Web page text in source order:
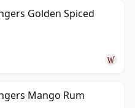
Golden Spiced
Mango Rum